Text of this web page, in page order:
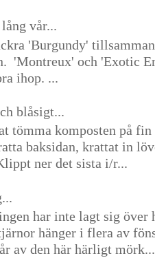
vår...
'Burgundy'
'Montreux' och 'Exotic
ihop. ...
blåsigt...
tömma komposten på
baksidan, krattat in
ner det sista i/r...
har inte lagt sig över
hänger i flera av
av den här härligt mörk...